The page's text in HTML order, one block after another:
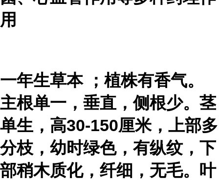
用
一年生草本
；植株有香气。
主根单一，垂直，侧根少。茎
单生，高30-150厘米，上部多
分枝，幼时绿色，有纵纹，下
部稍木质化，纤细，无毛。叶